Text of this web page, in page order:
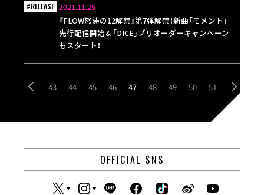
2021.11.25
『FLOW怒涛の12解禁』第7弾解禁！新曲「モメント」
先行配信開始＆「DICE」プリオーダーキャンペーン
もスタート！
#RELEASE
43 44 45 46 47 48 49 50 51
OFFICIAL SNS